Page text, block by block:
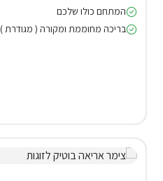
המתחם כולו שלכם
בריכה מחוממת ומקורה ( מגודרת )